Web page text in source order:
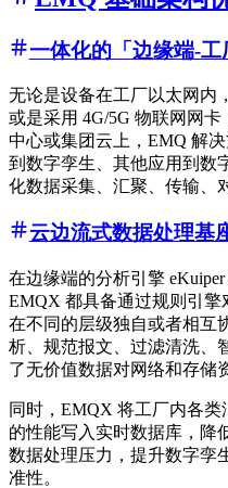
一体化的「边缘端-
无论是设备在工厂以太网内
或是采用 4G/5G 物联网网
中心或集团云上，EMQ 解
到数字孪生、其他应用到数
化数据采集、汇聚、传输、
云边流式数据处理基
在边缘端的分析引擎
EMQX 都具备通过规则引
在不同的层级独自或者相互
析、规范报文、过滤清洗、
了无价值数据对网络和存储
同时，EMQX 将工厂内各类
的性能写入实时数据库，降
数据处理压力，提升数字孪
准性。